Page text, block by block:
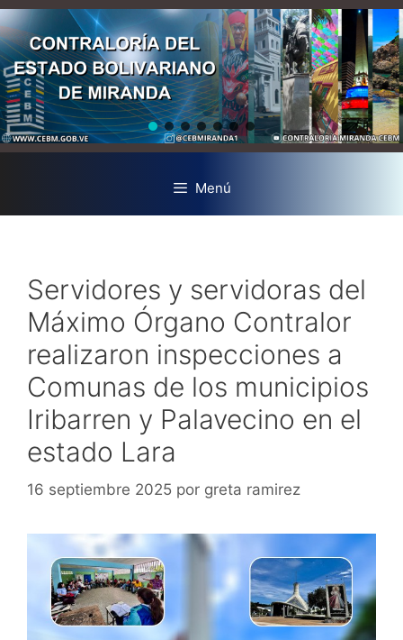
Menú
Servidores y servidoras del
Máximo Órgano Contralor
realizaron inspecciones a
Comunas de los municipios
Iribarren y Palavecino en el
estado Lara
16 septiembre 2025 por greta ramirez